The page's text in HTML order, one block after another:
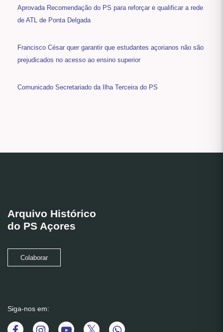
Aprovada Recomendação do PS para reforçar e qualificar a rede
de ATL de Ponta Delgada
Francisco César quer garantir que estudantes açorianos não são
prejudicados no acesso ao ensino superior
Comunicado Secretariado da Ilha Terceira do PS
Arquivo Histórico
do PS Açores
Colaborar
Siga-nos em: